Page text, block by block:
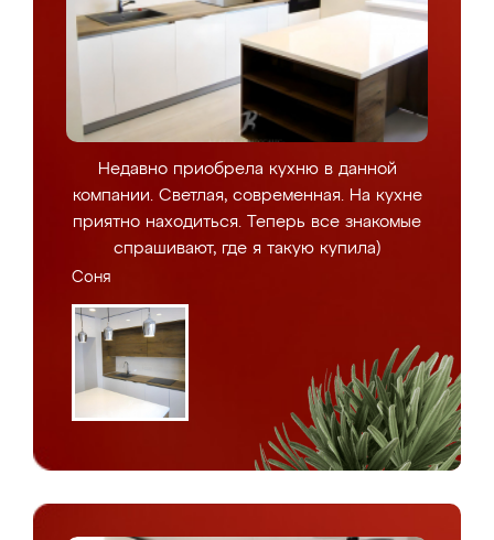
Недавно приобрела кухню в данной
компании. Светлая, современная. На кухне
приятно находиться. Теперь все знакомые
спрашивают, где я такую купила)
Соня